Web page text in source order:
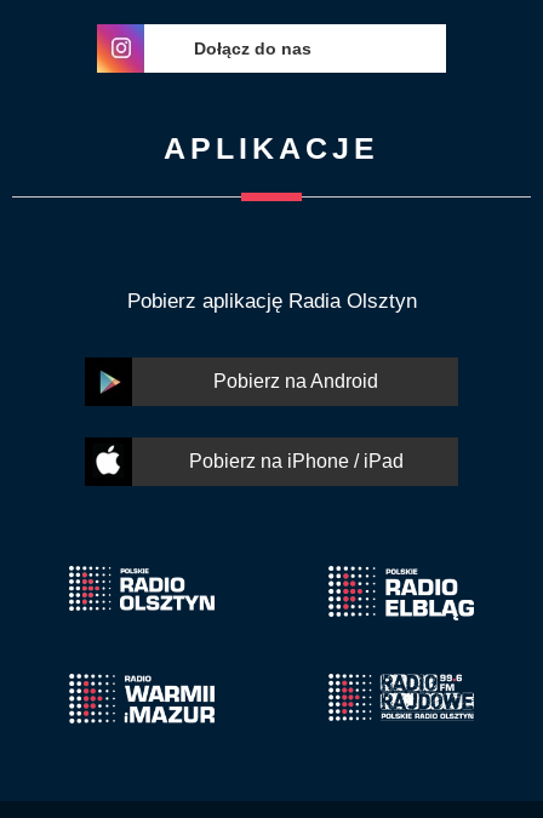
Dołącz do nas
APLIKACJE
Pobierz aplikację Radia Olsztyn
Pobierz na Android
Pobierz na iPhone / iPad